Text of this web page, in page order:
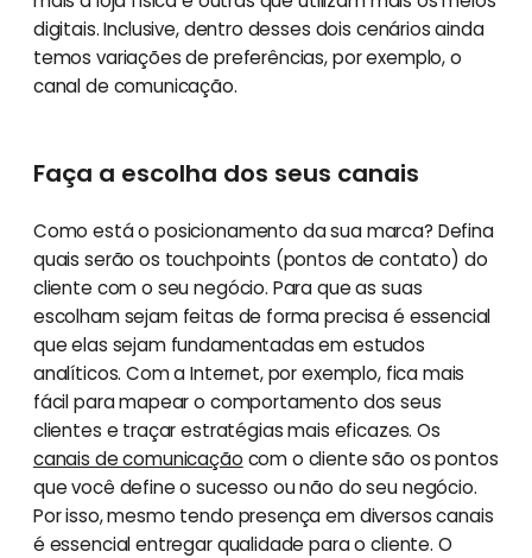
digitais. Inclusive, dentro desses dois cenários ainda
temos variações de preferências, por exemplo, o
canal de comunicação.
Faça a escolha dos seus canais
Como está o posicionamento da sua marca? Defina
quais serão os touchpoints (pontos de contato) do
cliente com o seu negócio. Para que as suas
escolham sejam feitas de forma precisa é essencial
que elas sejam fundamentadas em estudos
analíticos. Com a Internet, por exemplo, fica mais
fácil para mapear o comportamento dos seus
clientes e traçar estratégias mais eficazes. Os
canais de comunicação com o cliente são os pontos
que você define o sucesso ou não do seu negócio.
Por isso, mesmo tendo presença em diversos canais
é essencial entregar qualidade para o cliente. O